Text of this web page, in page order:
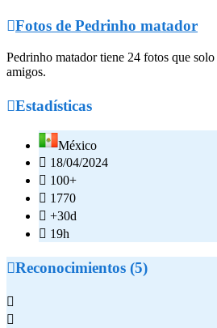
Fotos de Pedrinho matador
Pedrinho matador tiene 24 fotos que
amigos.
Estadísticas
México
 18/04/2024
 100+
 1770
 +30d
 19h
Reconocimientos (5)

